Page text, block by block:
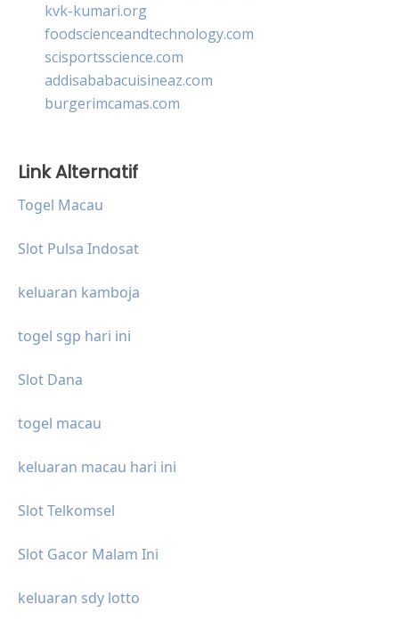
kvk-kumari.org
foodscienceandtechnology.com
scisportsscience.com
addisababacuisineaz.com
burgerimcamas.com
Link Alternatif
Togel Macau
Slot Pulsa Indosat
keluaran kamboja
togel sgp hari ini
Slot Dana
togel macau
keluaran macau hari ini
Slot Telkomsel
Slot Gacor Malam Ini
keluaran sdy lotto